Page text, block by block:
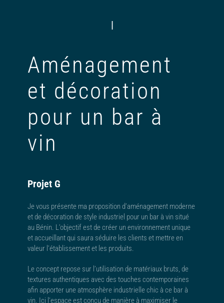
|
Aménagement
et décoration
pour un bar à
vin
Projet G
Je vous présente ma proposition d’aménagement moderne
et de décoration de style industriel pour un bar à vin situé
au Bénin. L’objectif est de créer un environnement unique
et accueillant qui saura séduire les clients et mettre en
valeur l’établissement et les produits.
Le concept repose sur l’utilisation de matériaux bruts, de
textures authentiques avec des touches contemporaines
afin apporter une atmosphère industrielle chic à ce bar à
vin. Ici l’espace est conçu de manière à maximiser le